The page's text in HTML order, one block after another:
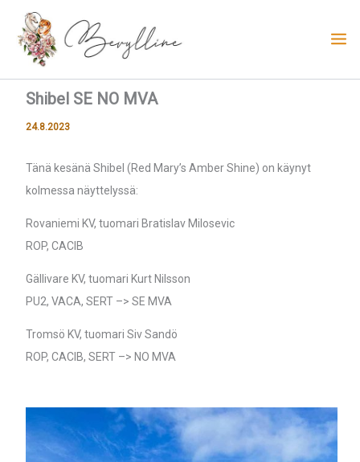
sisältöön
Shibel SE NO MVA
24.8.2023
Tänä kesänä Shibel (Red Mary’s Amber Shine) on käynyt
kolmessa näyttelyssä:
Rovaniemi KV, tuomari Bratislav Milosevic
ROP, CACIB
Gällivare KV, tuomari Kurt Nilsson
PU2, VACA, SERT –> SE MVA
Tromsö KV, tuomari Siv Sandö
ROP, CACIB, SERT –> NO MVA